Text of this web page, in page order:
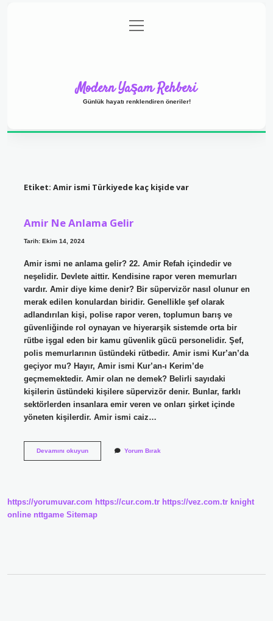
Gizlilik Politikası
menüyü
aç
Modern Yaşam Rehberi
Günlük hayatı renklendiren öneriler!
Etiket: Amir ismi Türkiyede kaç kişide var
Amir Ne Anlama Gelir
Tarih: Ekim 14, 2024
Amir ismi ne anlama gelir? 22. Amir Refah içindedir ve
neşelidir. Devlete aittir. Kendisine rapor veren memurları
vardır. Amir diye kime denir? Bir süpervizör nasıl olunur en
merak edilen konulardan biridir. Genellikle şef olarak
adlandırılan kişi, polise rapor veren, toplumun barış ve
güvenliğinde rol oynayan ve hiyerarşik sistemde orta bir
rütbe işgal eden bir kamu güvenlik gücü personelidir. Şef,
polis memurlarının üstündeki rütbedir. Amir ismi Kur’an’da
geçiyor mu? Hayır, Amir ismi Kur’an-ı Kerim’de
geçmemektedir. Amir olan ne demek? Belirli sayıdaki
kişilerin üstündeki kişilere süpervizör denir. Bunlar, farklı
sektörlerden insanlara emir veren ve onları şirket içinde
yöneten kişilerdir. Amir ismi caiz…
Devamını okuyunAmir
Yorum Bırak
https://yorumuvar.com https://cur.com.tr https://vez.com.tr knight
online nttgame Sitemap